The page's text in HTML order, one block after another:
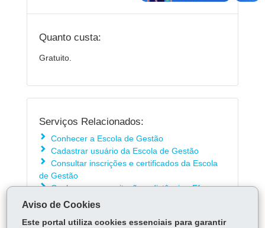
Quanto custa:
Gratuito.
Serviços Relacionados:
Conhecer a Escola de Gestão
Cadastrar usuário da Escola de Gestão
Consultar inscrições e certificados da Escola
de Gestão
Conhecer a capacitação a distância - Efaz
Digital (EAD)
Aviso de Cookies
Este portal utiliza cookies essenciais para garantir